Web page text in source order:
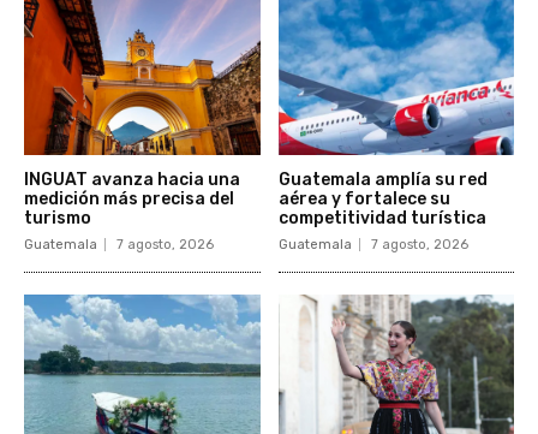
INGUAT avanza hacia una
medición más precisa del
turismo
Guatemala 7 agosto, 2026
Guatemala amplía su red
aérea y fortalece su
competitividad turística
Guatemala 7 agosto, 2026